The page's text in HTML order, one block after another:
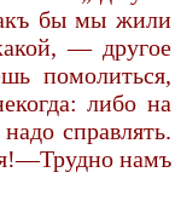
бы мы жили
— другое
помолиться,
либо на
справлять.
намъ